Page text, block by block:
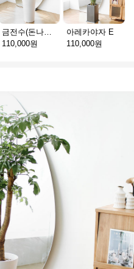
금전수(돈나무) G
110,000원
아레카야자 E
110,000원